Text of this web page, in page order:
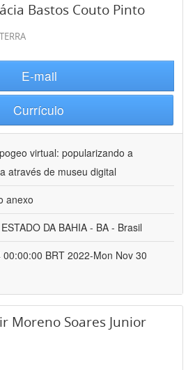
Bastos Couto Pinto
E-mail
Currículo
virtual: popularizando a
através de museu digital
anexo
ESTADO DA BAHIA - BA - Brasil
00:00:00 BRT 2022-Mon Nov 30
Moreno Soares Junior